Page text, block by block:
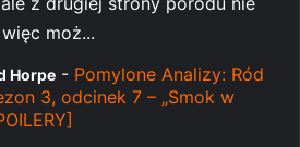
moż...
Horpe - Pomylone Analizy: Ród
3, odcinek 7 – „Smok w